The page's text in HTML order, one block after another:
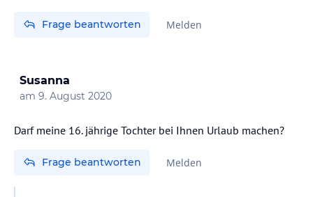
Frage beantworten Melden
Susanna
am 9. August 2020
Darf meine 16. jährige Tochter bei Ihnen Urlaub machen?
Frage beantworten Melden